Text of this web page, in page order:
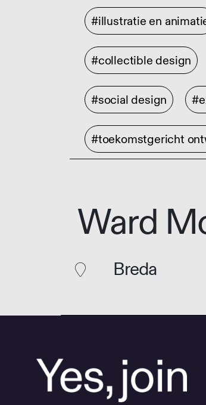
#illustratie en
#collectible design
#social design
#toekomstgericht
Ward
Breda